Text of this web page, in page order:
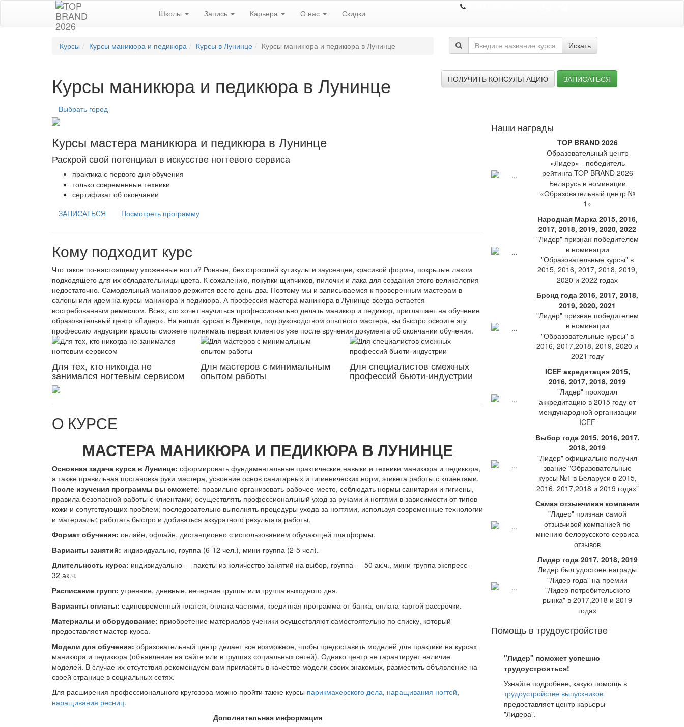
Школы Запись Карьера О нас Скидки
Курсы Курсы маникюра и педикюра Курсы в Лунинце Курсы маникюра и педикюра в Лунинце Искать
Курсы маникюра и педикюра в Лунинце ПОЛУЧИТЬ КОНСУЛЬТАЦИЮ ЗАПИСАТЬСЯ
Выбрать город
Курсы мастера маникюра и педикюра в Лунинце
Раскрой свой потенциал в искусстве ногтевого сервиса
практика с первого дня обучения
только современные техники
сертификат об окончании
ЗАПИСАТЬСЯ
Посмотреть программу
Кому подходит курс
Что такое по-настоящему ухоженные ногти? Ровные, без отросшей кутикулы и заусенцев, красивой формы, покрытые лаком
подходящего для их обладательницы цвета. К сожалению, покупки щипчиков, пилочки и лака для создания этого великолепия
недостаточно. Самодельный маникюр держится всего день-два. Поэтому мы и записываемся к проверенным мастерам в
салоны или идем на курсы маникюра и педикюра. А профессия мастера маникюра в Лунинце всегда остается
востребованным ремеслом. Всех, кто хочет научиться профессионально делать маникюр и педикюр, приглашает на обучение
образовательный центр «Лидер». На наших курсах в Лунинце, под руководством опытного мастера, вы быстро освоите эту
профессию индустрии красоты сможете принимать первых клиентов уже после вручения документа об окончании обучения.
Для тех, кто никогда не
занимался ногтевым сервисом
Для мастеров с минимальным
опытом работы
Для специалистов смежных
профессий бьюти-индустрии
О КУРСЕ
МАСТЕРА МАНИКЮРА И ПЕДИКЮРА В ЛУНИНЦЕ
Основная задача курса в Лунинце: сформировать фундаментальные практические навыки и техники маникюра и педикюра,
а также правильная постановка руки мастера, усвоение основ санитарных и гигиенических норм, этикета работы с клиентами.
После изучения программы вы сможете: правильно организовать рабочее место, соблюдать нормы санитарии и гигиены,
правила безопасной работы с клиентами; осуществлять профессиональный уход за руками и ногтями в зависимости от типов
кожи и сопутствующих проблем; последовательно выполнять процедуры ухода за ногтями, используя современные технологии
и материалы; работать быстро и добиваться аккуратного результата работы.
Формат обучения: онлайн, офлайн, дистанционно с использованием обучающей платформы.
Варианты занятий: индивидуально, группа (6-12 чел.), мини-группа (2-5 чел).
Длительность курса: индивидуально — пакеты из количество занятий на выбор, группа — 50 ак.ч., мини-группа экспресс —
32 ак.ч.
Расписание групп: утренние, дневные, вечерние группы или группа выходного дня.
Варианты оплаты: единовременный платеж, оплата частями, кредитная программа от банка, оплата картой рассрочки.
Материалы и оборудование: приобретение материалов ученики осуществляют самостоятельно по списку, который
предоставляет мастер курса.
Модели для обучения: образовательный центр делает все возможное, чтобы предоставить моделей для практики на курсах
маникюра и педикюра (объявление на сайте или в группах социальных сетей). Однако центр не гарантирует наличие
моделей. В случае их отсутствия рекомендуем вам пригласить в качестве модели своих знакомых, разместить объявление на
своей странице в социальных сетях.
Для расширения профессионального кругозора можно пройти также курсы парикмахерского дела, наращивания ногтей,
наращивания ресниц.
Дополнительная информация
Наши награды
TOP BRAND 2026
Образовательный центр
«Лидер» - победитель
рейтинга TOP BRAND 2026
Беларусь в номинации
«Образовательный центр №
1»
Народная Марка 2015, 2016,
2017, 2018, 2019, 2020, 2022
"Лидер" признан победителем
в номинации
"Образовательные курсы" в
2015, 2016, 2017, 2018, 2019,
2020 и 2022 годах
Брэнд года 2016, 2017, 2018,
2019, 2020, 2021
"Лидер" признан победителем
в номинации
"Образовательные курсы" в
2016, 2017,2018, 2019, 2020 и
2021 году
ICEF акредитация 2015,
2016, 2017, 2018, 2019
"Лидер" проходил
аккредитацию в 2015 году от
международной организации
ICEF
Выбор года 2015, 2016, 2017,
2018, 2019
"Лидер" официально получил
звание "Образовательные
курсы №1 в Беларуси в 2015,
2016, 2017,2018 и 2019 годах"
Самая отзывчивая компания
"Лидер" признан самой
отзывчивой компанией по
мнению белорусского сервиса
отзывов
Лидер года 2017, 2018, 2019
Лидер был удостоен награды
"Лидер года" на премии
"Лидер потребительского
рынка" в 2017,2018 и 2019
годах
Помощь в трудоустройстве
"Лидер" поможет успешно
трудоустроиться!
Узнайте подробнее, какую помощь в
трудоустройстве выпускников
предоставляет центр карьеры
"Лидера".